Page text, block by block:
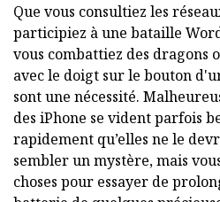
Que vous consultiez les
participiez à une bataille
vous combattiez des
avec le doigt sur le bouton
sont une nécessité.
des iPhone se vident parfois
rapidement qu’elles ne le
sembler un mystère, mais
choses pour essayer de